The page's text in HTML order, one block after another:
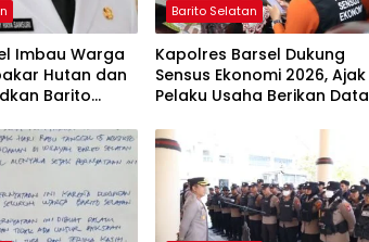
Imbau Warga
Hutan dan
Barito
Barito Selatan
Kapolres Barsel Dukung
Sensus Ekonomi 2026, Ajak
Pelaku Usaha Berikan Data